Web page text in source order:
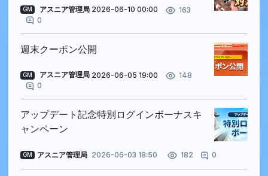
GM アスニア管理局 2026-06-10 00:00
163
0
週末クーポン公開
GM アスニア管理局 2026-06-05 19:00
148
0
アップデート記念特別ログインボーナスキ
ャンペーン
GM アスニア管理局 2026-06-03 18:50 182 0